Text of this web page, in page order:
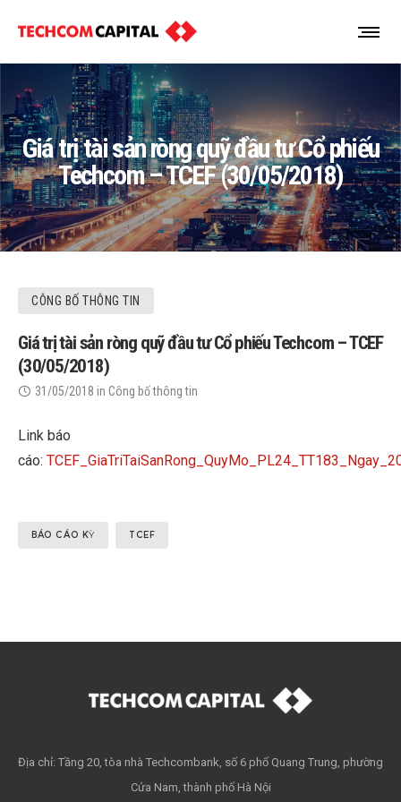
Giá trị tài sản ròng quỹ đầu tư Cổ phiếu
Techcom – TCEF (30/05/2018)
CÔNG BỐ THÔNG TIN
Giá trị tài sản ròng quỹ đầu tư Cổ phiếu Techcom – TCEF
(30/05/2018)
31/05/2018 in Công bố thông tin
Link báo
cáo:
BÁO CÁO KỲ TCEF
Địa chỉ: Tầng 20, tòa nhà Techcombank, số 6 phố Quang Trung, phường
Cửa Nam, thành phố Hà Nội